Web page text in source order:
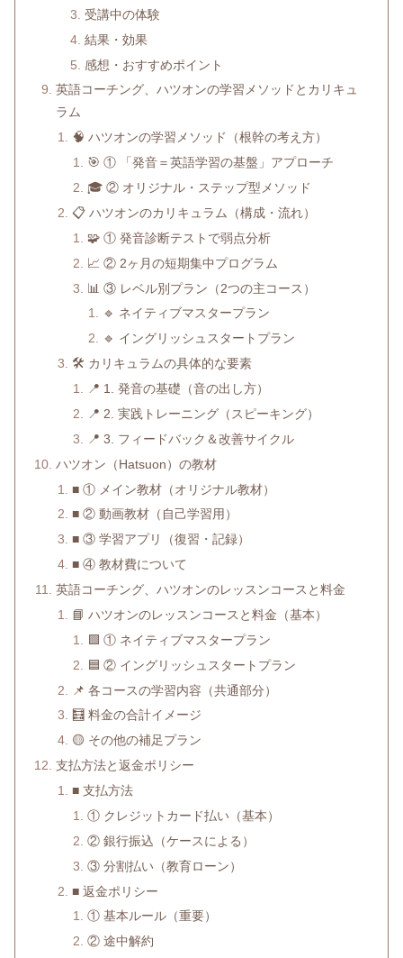
受講中の体験
結果・効果
感想・おすすめポイント
英語コーチング、ハツオンの学習メソッドとカリキュ
ラム
🧠 ハツオンの学習メソッド（根幹の考え方）
🎯 ① 「発音＝英語学習の基盤」アプローチ
🎓 ② オリジナル・ステップ型メソッド
📋 ハツオンのカリキュラム（構成・流れ）
🧩 ① 発音診断テストで弱点分析
📈 ② 2ヶ月の短期集中プログラム
📊 ③ レベル別プラン（2つの主コース）
🔹 ネイティブマスタープラン
🔹 イングリッシュスタートプラン
🛠 カリキュラムの具体的な要素
📍 1. 発音の基礎（音の出し方）
📍 2. 実践トレーニング（スピーキング）
📍 3. フィードバック＆改善サイクル
ハツオン（Hatsuon）の教材
■ ① メイン教材（オリジナル教材）
■ ② 動画教材（自己学習用）
■ ③ 学習アプリ（復習・記録）
■ ④ 教材費について
英語コーチング、ハツオンのレッスンコースと料金
📘 ハツオンのレッスンコースと料金（基本）
🟩 ① ネイティブマスタープラン
🟦 ② イングリッシュスタートプラン
📌 各コースの学習内容（共通部分）
🧮 料金の合計イメージ
🟡 その他の補足プラン
支払方法と返金ポリシー
■ 支払方法
① クレジットカード払い（基本）
② 銀行振込（ケースによる）
③ 分割払い（教育ローン）
■ 返金ポリシー
① 基本ルール（重要）
② 途中解約